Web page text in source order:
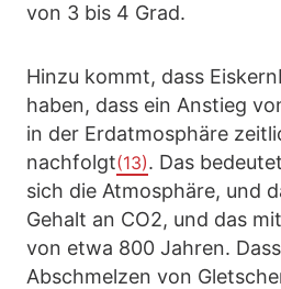
von 3 bis 4 Grad.
Hinzu kommt, dass
haben, dass ein Anstieg
in der Erdatmosphäre
nachfolgt(13). Das
sich die Atmosphäre, und
Gehalt an CO2, und das
von etwa 800 Jahren.
Abschmelzen von